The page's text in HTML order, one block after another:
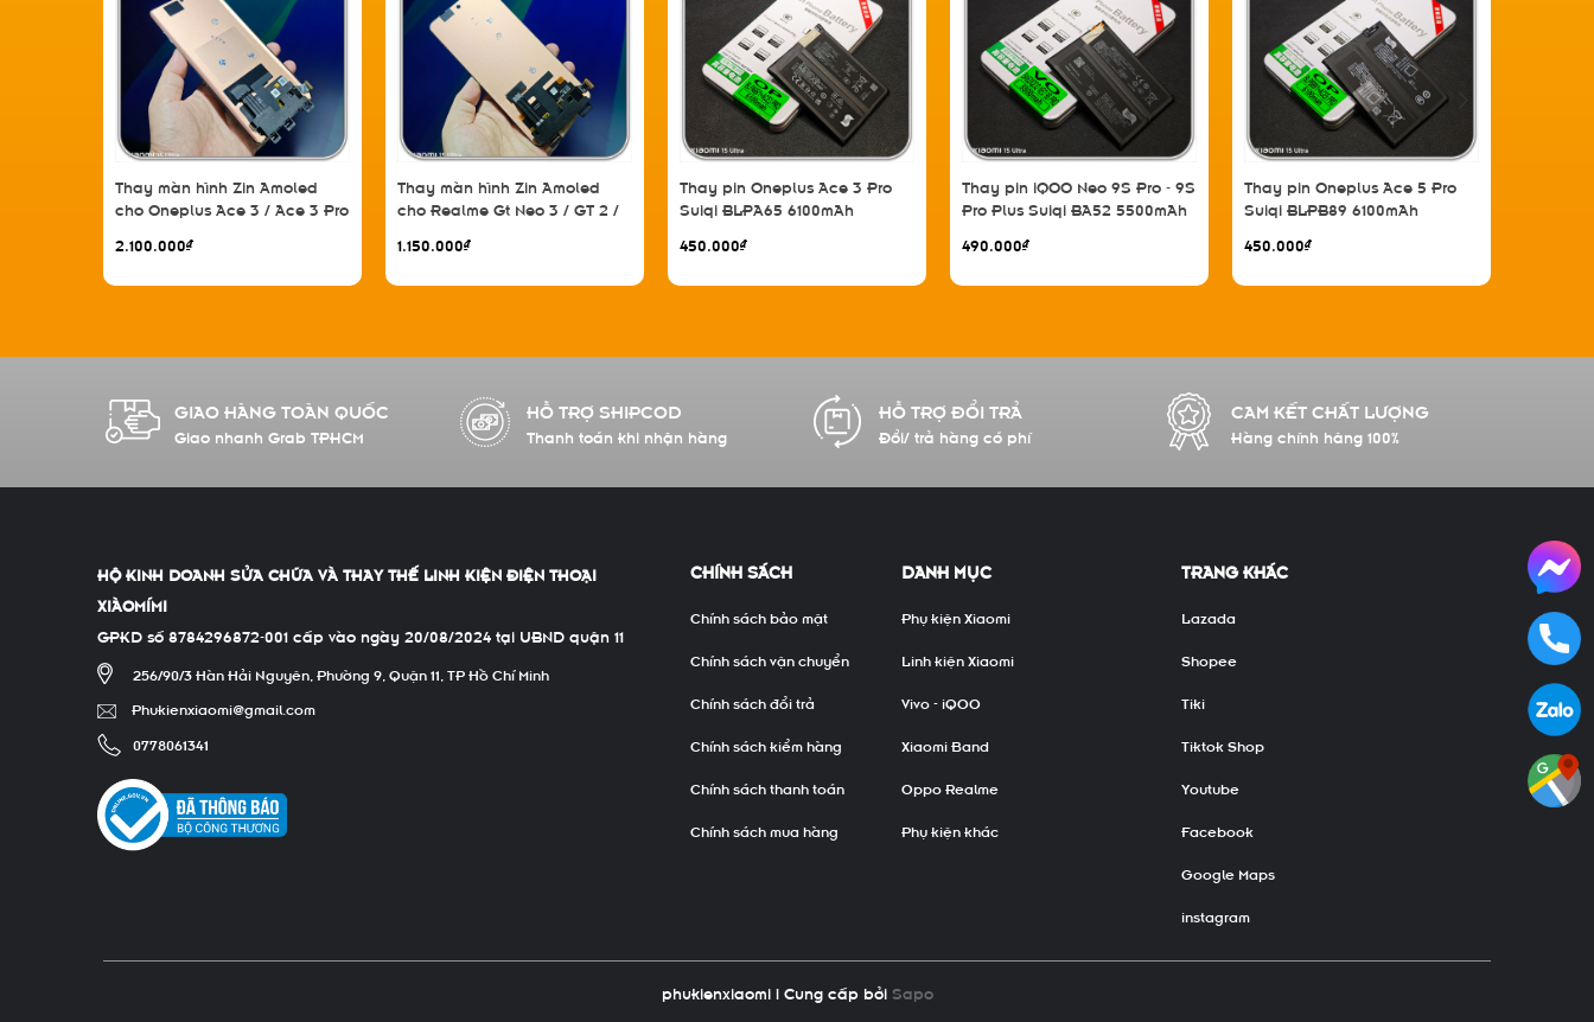
Thay màn hình Zin Amoled
cho Oneplus Ace 3 / Ace 3 Pro
/ GT Neo 6 Pro / GT 6T / 1+ 12R
2.100.000₫
Thay màn hình Zin Amoled
cho Realme Gt Neo 3 / GT 2 /
5G / 1+ 10R
1.150.000₫
Thay pin Oneplus Ace 3 Pro
Suiqi BLPA65 6100mAh
450.000₫
Thay pin iQOO Neo 9S Pro - 9S
Pro Plus Suiqi BA52 5500mAh
490.000₫
Thay pin Oneplus Ace 5 Pro
Suiqi BLPB89 6100mAh
450.000₫
GIAO HÀNG TOÀN QUỐC
Giao nhanh Grab TPHCM
HỖ TRỢ SHIPCOD
Thanh toán khi nhận hàng
HỖ TRỢ ĐỔI TRẢ
Đổi/ trả hàng có phí
CAM KẾT CHẤT LƯỢNG
Hàng chính hãng 100%
HỘ KINH DOANH SỬA CHỮA VÀ THAY THẾ LINH KIỆN ĐIỆN THOẠI
XIÀOMÍMI
GPKD số 8784296872-001 cấp vào ngày 20/08/2024 tại UBND quận 11
256/90/3 Hàn Hải Nguyên, Phường 9, Quận 11, TP Hồ Chí Minh
Phukienxiaomi@gmail.com
0778061341
CHÍNH SÁCH
Chính sách bảo mật
Chính sách vận chuyển
Chính sách đổi trả
Chính sách kiểm hàng
Chính sách thanh toán
Chính sách mua hàng
DANH MỤC
Phụ kiện Xiaomi
Linh kiện Xiaomi
Vivo - iQOO
Xiaomi Band
Oppo Realme
Phụ kiện khác
TRANG KHÁC
Lazada
Shopee
Tiki
Tiktok Shop
Youtube
Facebook
Google Maps
instagram
phukienxiaomi | Cung cấp bởi Sapo